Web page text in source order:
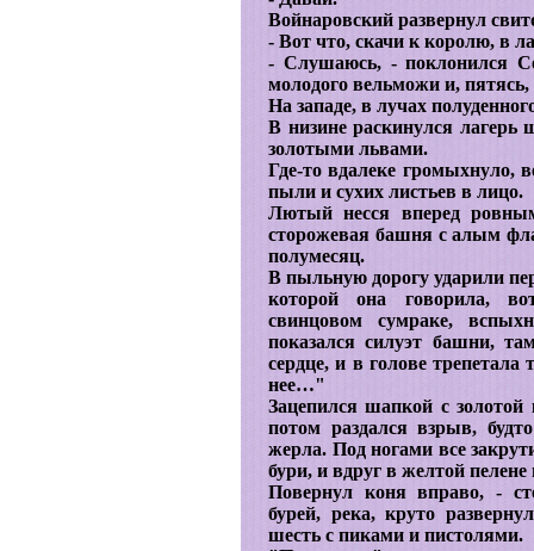
Войнаровский развернул
- Вот что, скачи к королю, в
- Слушаюсь, - поклонился
молодого вельможи и,
На западе, в лучах
В низине раскинулся лагерь
золотыми львами.
Где-то вдалеке громыхнуло,
пыли и сухих листьев в лицо.
Лютый несся вперед
сторожевая башня с алым
полумесяц.
В пыльную дорогу ударили
которой она говорила,
свинцовом сумраке,
показался силуэт башни,
сердце, и в голове
нее…"
Зацепился шапкой с золотой
потом раздался взрыв,
жерла. Под ногами все
бури, и вдруг в желтой
Повернул коня вправо, -
бурей, река, круто
шесть с пиками и пистолями.